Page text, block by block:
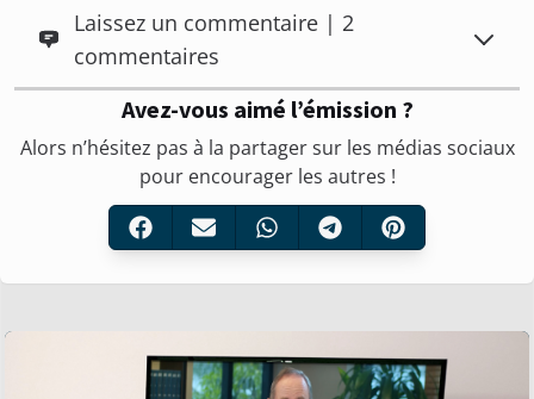
Laissez un commentaire | 2
commentaires
Avez-vous aimé l’émission ?
Alors n’hésitez pas à la partager sur les médias sociaux
pour encourager les autres !